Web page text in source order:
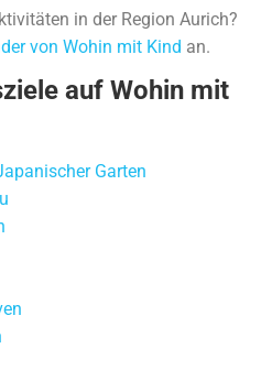
in der Region Aurich?
von Wohin mit Kind an.
auf Wohin mit
Garten